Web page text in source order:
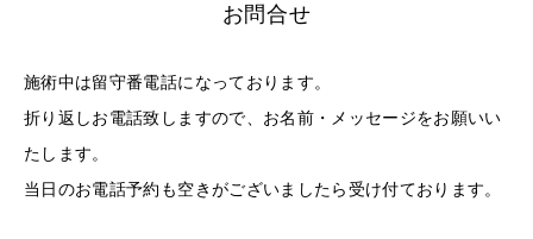
お問合せ
施術中は留守番電話になっております。
折り返しお電話致しますので、お名前・メッセージをお願いい
たします。
当日のお電話予約も空きがございましたら受け付ております。